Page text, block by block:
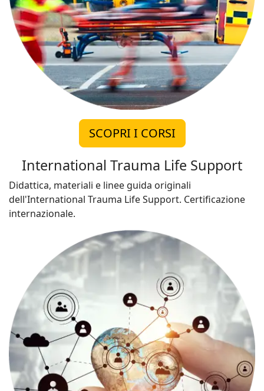
SCOPRI I CORSI
International Trauma Life Support
Didattica, materiali e linee guida originali
dell'International Trauma Life Support. Certificazione
internazionale.